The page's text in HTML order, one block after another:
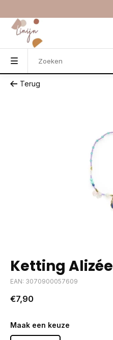
Terug
Ketting Alizée
EAN: 3070900057609
€7,90
Maak een keuze